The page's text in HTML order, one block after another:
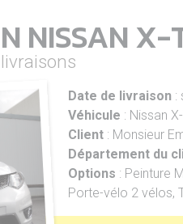
NISSAN
Date de livraison :
Véhicule : Nissan
Client : Monsieur
Département du
Options : Peinture
Porte-vélo 2 vélos,